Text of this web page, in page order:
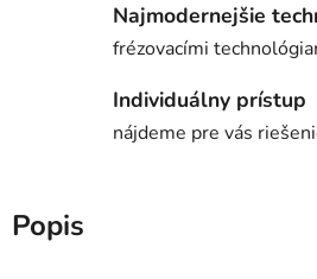
Najmodernejšie
frézovacími
Individuálny prístup
nájdeme pre vás
Popis